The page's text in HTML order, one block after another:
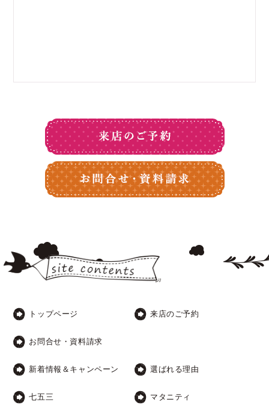
トップページ 来店のご予約
お問合せ・資料請求
新着情報＆キャンペーン 選ばれる理由
七五三 マタニティ